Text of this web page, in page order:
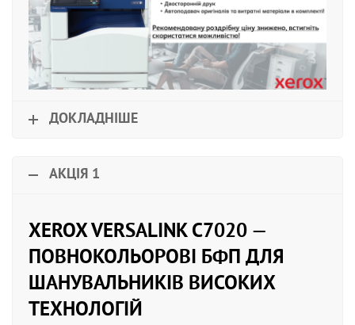
ДОКЛАДНІШЕ
АКЦІЯ 1
XEROX VERSALINK C7020 —
ПОВНОКОЛЬОРОВІ БФП ДЛЯ
ШАНУВАЛЬНИКІВ ВИСОКИХ
ТЕХНОЛОГІЙ